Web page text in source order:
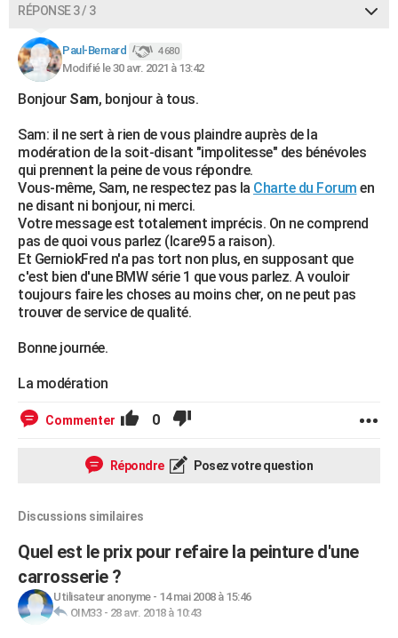
RÉPONSE 3 / 3
Paul-Bernard 4 680
Modifié le 30 avr. 2021 à 13:42
Bonjour Sam, bonjour à tous.
Sam: il ne sert à rien de vous plaindre auprès de la
modération de la soit-disant "impolitesse" des bénévoles
qui prennent la peine de vous répondre.
Vous-même, Sam, ne respectez pas la Charte du Forum en
ne disant ni bonjour, ni merci.
Votre message est totalement imprécis. On ne comprend
pas de quoi vous parlez (Icare95 a raison).
Et GerniokFred n'a pas tort non plus, en supposant que
c'est bien d'une BMW série 1 que vous parlez. A vouloir
toujours faire les choses au moins cher, on ne peut pas
trouver de service de qualité.
Bonne journée.
La modération
Commenter 0
Répondre Posez votre question
Discussions similaires
Quel est le prix pour refaire la peinture d'une
carrosserie ?
Utilisateur anonyme- 14 mai 2008 à 15:46
OIM33- 28 avr. 2018 à 10:43